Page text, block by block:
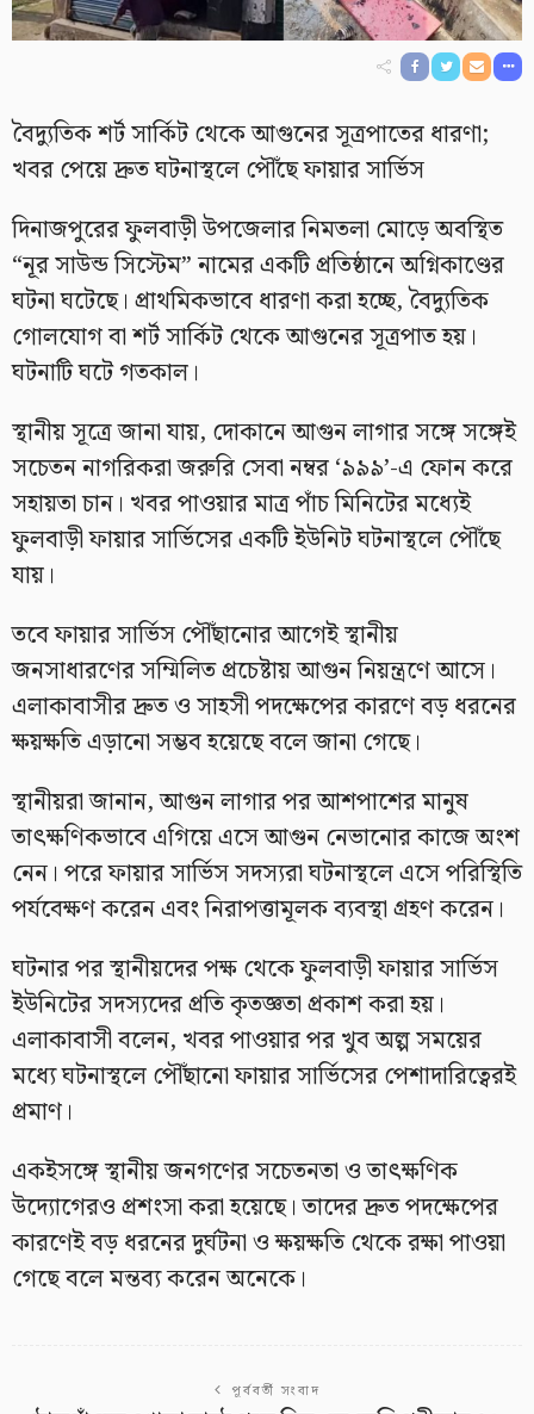
বৈদ্যুতিক শর্ট সার্কিট থেকে আগুনের সূত্রপাতের ধারণা;
খবর পেয়ে দ্রুত ঘটনাস্থলে পৌঁছে ফায়ার সার্ভিস
দিনাজপুরের ফুলবাড়ী উপজেলার নিমতলা মোড়ে অবস্থিত
“নূর সাউন্ড সিস্টেম” নামের একটি প্রতিষ্ঠানে অগ্নিকাণ্ডের
ঘটনা ঘটেছে। প্রাথমিকভাবে ধারণা করা হচ্ছে, বৈদ্যুতিক
গোলযোগ বা শর্ট সার্কিট থেকে আগুনের সূত্রপাত হয়।
ঘটনাটি ঘটে গতকাল।
স্থানীয় সূত্রে জানা যায়, দোকানে আগুন লাগার সঙ্গে সঙ্গেই
সচেতন নাগরিকরা জরুরি সেবা নম্বর ‘৯৯৯’-এ ফোন করে
সহায়তা চান। খবর পাওয়ার মাত্র পাঁচ মিনিটের মধ্যেই
ফুলবাড়ী ফায়ার সার্ভিসের একটি ইউনিট ঘটনাস্থলে পৌঁছে
যায়।
তবে ফায়ার সার্ভিস পৌঁছানোর আগেই স্থানীয়
জনসাধারণের সম্মিলিত প্রচেষ্টায় আগুন নিয়ন্ত্রণে আসে।
এলাকাবাসীর দ্রুত ও সাহসী পদক্ষেপের কারণে বড় ধরনের
ক্ষয়ক্ষতি এড়ানো সম্ভব হয়েছে বলে জানা গেছে।
স্থানীয়রা জানান, আগুন লাগার পর আশপাশের মানুষ
তাৎক্ষণিকভাবে এগিয়ে এসে আগুন নেভানোর কাজে অংশ
নেন। পরে ফায়ার সার্ভিস সদস্যরা ঘটনাস্থলে এসে পরিস্থিতি
পর্যবেক্ষণ করেন এবং নিরাপত্তামূলক ব্যবস্থা গ্রহণ করেন।
ঘটনার পর স্থানীয়দের পক্ষ থেকে ফুলবাড়ী ফায়ার সার্ভিস
ইউনিটের সদস্যদের প্রতি কৃতজ্ঞতা প্রকাশ করা হয়।
এলাকাবাসী বলেন, খবর পাওয়ার পর খুব অল্প সময়ের
মধ্যে ঘটনাস্থলে পৌঁছানো ফায়ার সার্ভিসের পেশাদারিত্বেরই
প্রমাণ।
একইসঙ্গে স্থানীয় জনগণের সচেতনতা ও তাৎক্ষণিক
উদ্যোগেরও প্রশংসা করা হয়েছে। তাদের দ্রুত পদক্ষেপের
কারণেই বড় ধরনের দুর্ঘটনা ও ক্ষয়ক্ষতি থেকে রক্ষা পাওয়া
গেছে বলে মন্তব্য করেন অনেকে।
পূর্ববর্তী সংবাদ